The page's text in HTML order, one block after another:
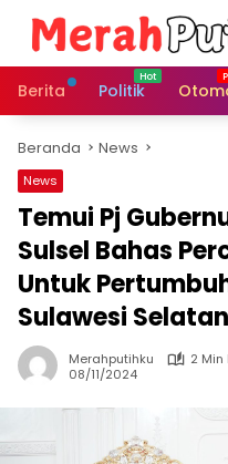
konten
Berita
Politik
Beranda News
News
Temui Pj
Sulsel Bahas
Untuk
Sulawesi Selatan
Merahputihku
2 Min
08/11/2024